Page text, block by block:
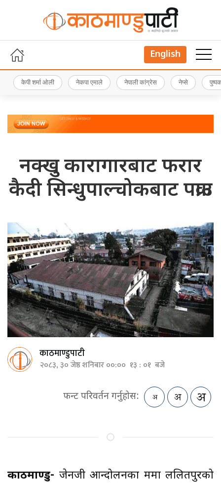
English
केपी शर्मा ओली नेकपा एमाले नेपाली कांग्रेस नेप्से
नक्खु कारागारबाट फरार
कैदी सिन्धुपाल्चोकबाट पक्राउ
काठमाण्डुपाटी
२०८३, ३० जेष्ठ शनिबार ००:०० १३ : ०१ बजे
फन्ट परिवर्तन गर्नुहोस:
काठमाण्डु- जेनजी आन्दोलनका क्रममा ललितपुरको